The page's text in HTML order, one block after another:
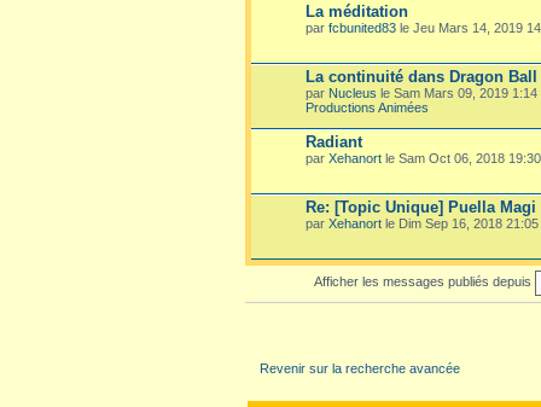
La méditation
par fcbunited83 le Jeu Mars 14, 2019
La continuité dans Dragon Ball
par Nucleus le Sam Mars 09, 2019
Productions Animées
Radiant
par Xehanort le Sam Oct 06, 2018
Re: [Topic Unique] Puella Magi
par Xehanort le Dim Sep 16, 2018
Afficher les messages publiés depuis
Revenir sur la recherche avancée